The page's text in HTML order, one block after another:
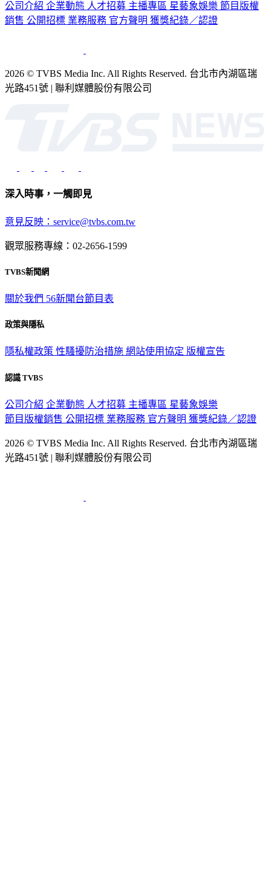
公司介紹 企業動態 人才招募 主播專區 星藝象娛樂 節目版權
銷售 公開招標 業務服務 官方聲明 獲獎紀錄／認證
2026 © TVBS Media Inc. All Rights Reserved. 台北市內湖區瑞
光路451號 | 聯利媒體股份有限公司
深入時事，一觸即見
意見反映：service@tvbs.com.tw
觀眾服務專線：02-2656-1599
TVBS新聞網
關於我們 56新聞台節目表
政策與隱私
隱私權政策 性騷擾防治措施 網站使用協定 版權宣告
認識 TVBS
公司介紹 企業動態 人才招募 主播專區 星藝象娛樂
節目版權銷售 公開招標 業務服務 官方聲明 獲獎紀錄／認證
2026 © TVBS Media Inc. All Rights Reserved. 台北市內湖區瑞
光路451號 | 聯利媒體股份有限公司